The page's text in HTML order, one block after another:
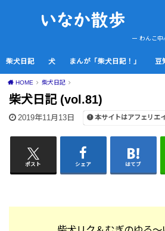
ー わんこ中心の雑
柴犬日記 犬 まんが「柴犬日記！」 豆
HOME 柴犬日記
柴犬日記 (vol.81)
2019年11月13日 本サイトはアフェリエ
ポスト シェア はてブ